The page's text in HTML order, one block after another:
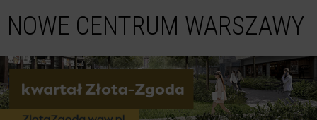
NOWE CENTRUM WARSZAWY